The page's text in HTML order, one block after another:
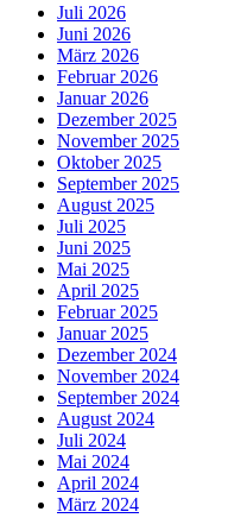
Juli 2026
Juni 2026
März 2026
Februar 2026
Januar 2026
Dezember 2025
November 2025
Oktober 2025
September 2025
August 2025
Juli 2025
Juni 2025
Mai 2025
April 2025
Februar 2025
Januar 2025
Dezember 2024
November 2024
September 2024
August 2024
Juli 2024
Mai 2024
April 2024
März 2024